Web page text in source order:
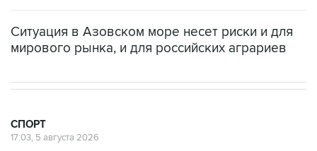
Ситуация в Азовском море несет риски и для
мирового рынка, и для российских аграриев
СПОРТ
17:03, 5 августа 2026